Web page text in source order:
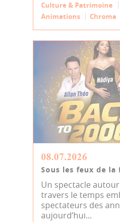
Culture & Patrimoine
Animations
Chroma
08.07.2026
Sous les feux de
Un spectacle
travers le temps
spectateurs des
aujourd’hui...